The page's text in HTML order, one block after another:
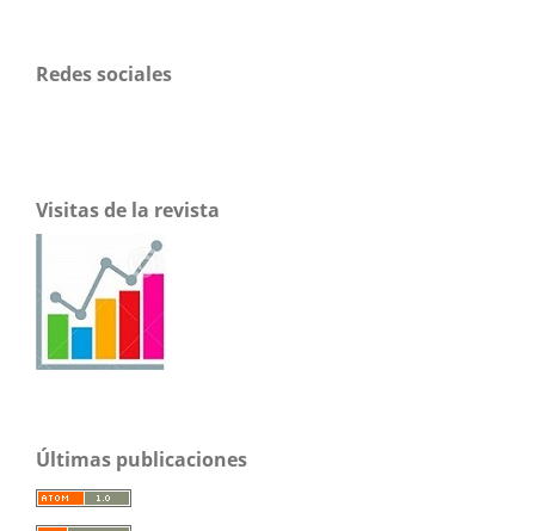
Redes sociales
Visitas de la revista
Últimas publicaciones